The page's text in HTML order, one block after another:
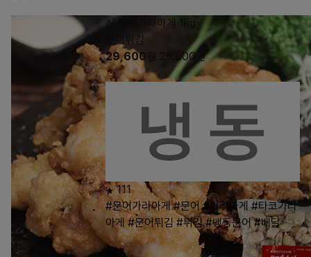
신 문어가라아게 1kg
문어튀김
29,600 원 29,600 원
111
#문어가라아게 #문어 #가라아게 #타코가라
아게 #문어튀김 #튀김 #냉동문어 #배달